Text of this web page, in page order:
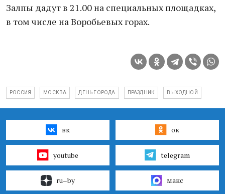
Залпы дадут в 21.00 на специальных площадках,
в том числе на Воробьевых горах.
РОССИЯ МОСКВА ДЕНЬ ГОРОДА ПРАЗДНИК ВЫХОДНОЙ
вк ок
youtube telegram
ru–by макс